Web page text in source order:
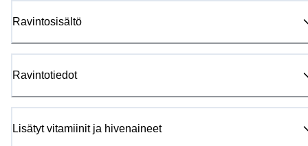
Ravintosisältö
Ravintotiedot
Lisätyt vitamiinit ja hivenaineet